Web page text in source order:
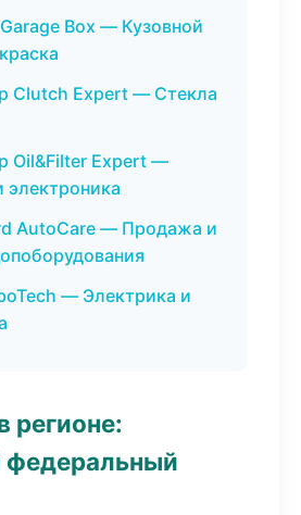
Box — Кузовной
Clutch Expert — Стекла
Oil&Filter Expert —
электроника
AutoCare — Продажа и
— Электрика и
регионе:
федеральный